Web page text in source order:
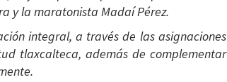
y la maratonista Madaí Pérez.
integral, a través de las asignaciones
tlaxcalteca, además de complementar